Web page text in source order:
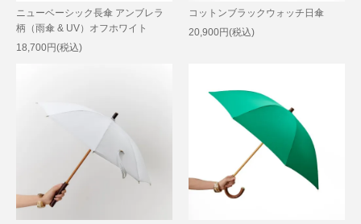
ニューベーシック長傘 アンブレラ
柄（雨傘 & UV）オフホワイト
18,700円(税込)
コットンブラックウォッチ日傘
20,900円(税込)